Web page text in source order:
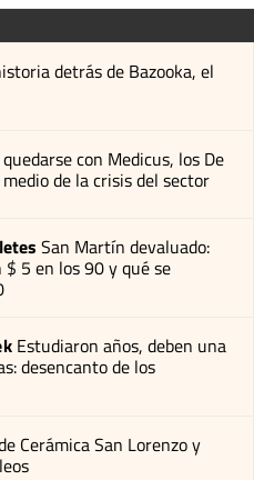
detrás de Bazooka, el
con Medicus, los De
de la crisis del sector
San Martín devaluado:
5 en los 90 y qué se
Estudiaron años, deben una
desencanto de los
Cerámica San Lorenzo y